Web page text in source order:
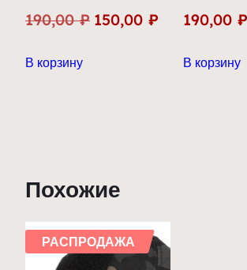
190,00₽ Первоначальная
150,00 ₽ Текущая
150,00 ₽.
В корзину
190,00 ₽
В корзину
Похожие
РАСПРОДАЖА